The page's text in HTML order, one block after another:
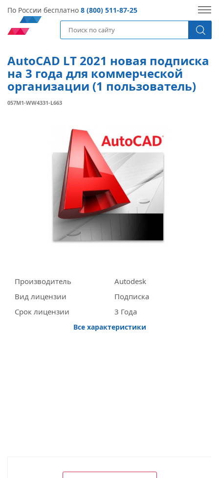
По России бесплатно 8 (800) 511-87-25
AutoCAD LT 2021 новая подписка
на 3 года для коммерческой
организации (1 пользователь)
057M1-WW4331-L663
Производитель
Autodesk
Вид лицензии
Подписка
Срок лицензии
3 Года
Все характеристики